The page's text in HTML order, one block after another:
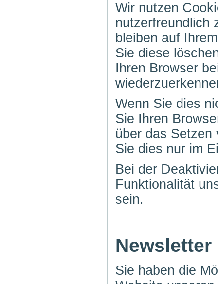
Wir nutzen
nutzerfreundlich
bleiben auf
Sie diese
Ihren Browser
Wenn Sie dies
Sie Ihren
über das Setzen
Sie dies nur im
Bei der
Funktionalität
sein.
Newsletter
Sie haben die